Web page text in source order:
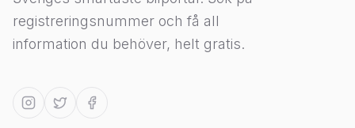
registreringsnummer och få all
information du behöver, helt gratis.